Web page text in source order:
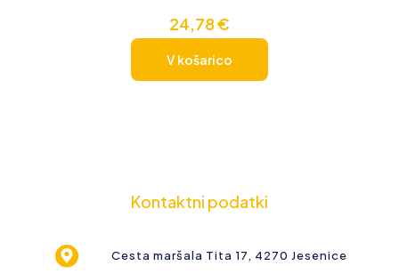
24,78€
V košarico
Kontaktni podatki
Cesta maršala Tita 17, 4270 Jesenice